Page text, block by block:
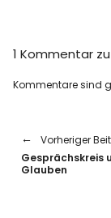
1 Kommentar zu
Kommentare sind
Vorheriger
Gesprächskreis
Glauben